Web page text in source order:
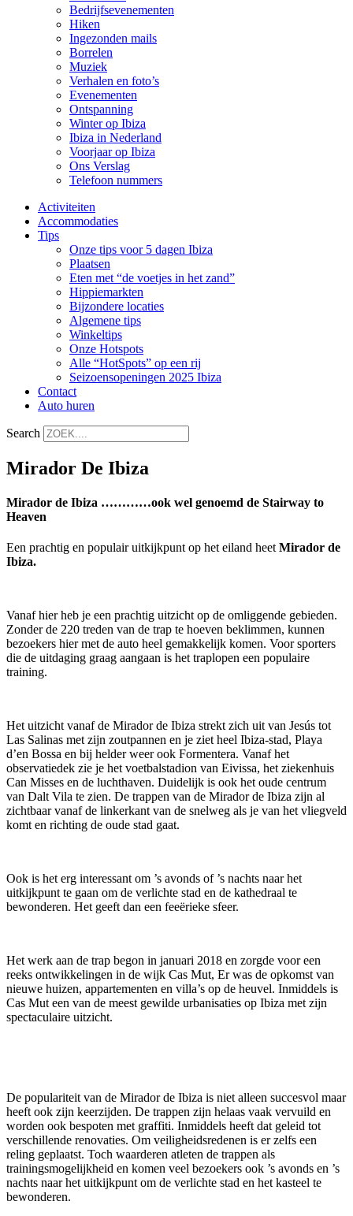
Bedrijfsevenementen
Hiken
Ingezonden mails
Borrelen
Muziek
Verhalen en foto’s
Evenementen
Ontspanning
Winter op Ibiza
Ibiza in Nederland
Voorjaar op Ibiza
Ons Verslag
Telefoon nummers
Activiteiten
Accommodaties
Tips
Onze tips voor 5 dagen Ibiza
Plaatsen
Eten met “de voetjes in het zand”
Hippiemarkten
Bijzondere locaties
Algemene tips
Winkeltips
Onze Hotspots
Alle “HotSpots” op een rij
Seizoensopeningen 2025 Ibiza
Contact
Auto huren
Search
Mirador De Ibiza
Mirador de Ibiza …………ook wel genoemd de Stairway to
Heaven
Een prachtig en populair uitkijkpunt op het eiland heetMirador de
Ibiza.
Vanaf hier heb je een prachtig uitzicht op de omliggende gebieden.
Zonder de 220 treden van de trap te hoeven beklimmen, kunnen
bezoekers hier met de auto heel gemakkelijk komen. Voor sporters
die de uitdaging graag aangaan is het traplopen een populaire
training.
Het uitzicht vanaf de Mirador de Ibiza strekt zich uit van Jesús tot
Las Salinas met zijn zoutpannen en je ziet heel Ibiza-stad, Playa
d’en Bossa en bij helder weer ook Formentera. Vanaf het
observatiedek zie je het voetbalstadion van Eivissa, het ziekenhuis
Can Misses en de luchthaven. Duidelijk is ook het oude centrum
van Dalt Vila te zien. De trappen van de Mirador de Ibiza zijn al
zichtbaar vanaf de linkerkant van de snelweg als je van het vliegveld
komt en richting de oude stad gaat.
Ook is het erg interessant om ’s avonds of ’s nachts naar het
uitkijkpunt te gaan om de verlichte stad en de kathedraal te
bewonderen. Het geeft dan een feeërieke sfeer.
Het werk aan de trap begon in januari 2018 en zorgde voor een
reeks ontwikkelingen in de wijk Cas Mut, Er was de opkomst van
nieuwe huizen, appartementen en villa’s op de heuvel. Inmiddels is
Cas Mut een van de meest gewilde urbanisaties op Ibiza met zijn
spectaculaire uitzicht.
De populariteit van de Mirador de Ibiza is niet alleen succesvol maar
heeft ook zijn keerzijden. De trappen zijn helaas vaak vervuild en
worden ook bespoten met graffiti. Inmiddels heeft dat geleid tot
verschillende renovaties. Om veiligheidsredenen is er zelfs een
reling geplaatst. Toch waarderen atleten de trappen als
trainingsmogelijkheid en komen veel bezoekers ook ’s avonds en ’s
nachts naar het uitkijkpunt om de verlichte stad en het kasteel te
bewonderen.